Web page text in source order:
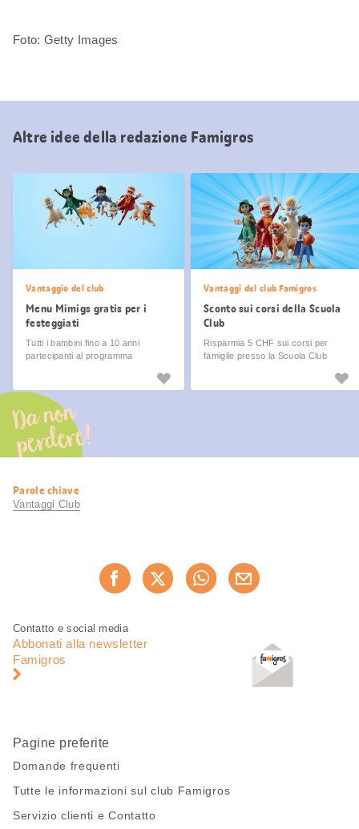
Foto: Getty Images
Altre idee della redazione Famigros
Vantaggio del club
Menu Mimigs gratis per i
festeggiati
Tutti i bambini fino a 10 anni
partecipanti al programma
compleanno ricevono il menu dei
Mimigs gratis!
Vantaggi del club Famigros
Sconto sui corsi della Scuola
Club
Risparmia 5 CHF sui corsi per
famiglie presso la Scuola Club
Da non
perdere!
Informazioni
utili
Parole chiave
Vantaggi Club
Consiglia ora
Piè
pagina
Navigazione
pagina
Contatto e social media
Abbonati alla newsletter
Famigros
Pagine preferite
Domande frequenti
Tutte le informazioni sul club Famigros
Servizio clienti e Contatto